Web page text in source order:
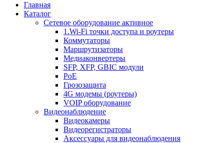
Главная
Каталог
Сетевое оборудование активное
1.Wi-Fi точки доступа и роутеры
Коммутаторы
Маршрутизаторы
Медиаконвертеры
SFP, XFP, GBIC модули
PoE
Грозозащита
4G модемы (роутеры)
VOIP оборудование
Видеонаблюдение
Видеокамеры
Видеорегистраторы
Аксессуары для видеонаблюдения